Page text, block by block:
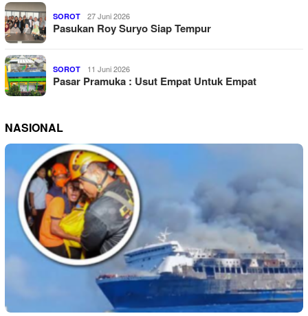
SOROT 27 Juni 2026
Pasukan Roy Suryo Siap Tempur
SOROT 11 Juni 2026
Pasar Pramuka : Usut Empat Untuk Empat
NASIONAL